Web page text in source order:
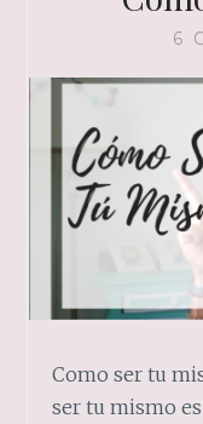
6
Como ser tu
ser tu mismo